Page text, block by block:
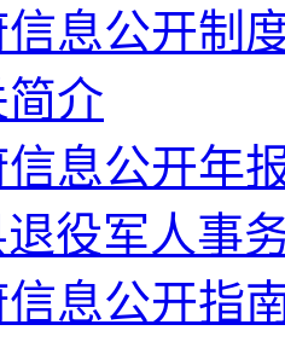
息公开制
介
息公开年
役军人事
息公开指